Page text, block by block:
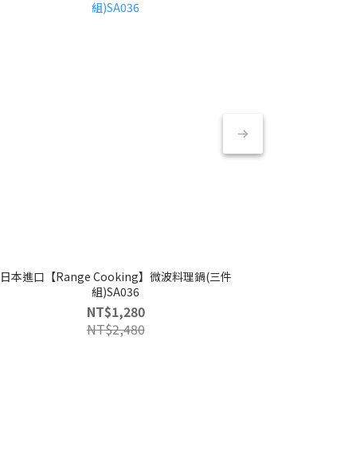
日本進口【Range Cooking】微波料理鍋(三件
組)SA036
NT$1,280
NT$2,480